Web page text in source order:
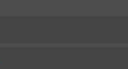
VDI 2035), Wasser mit Frostschutz.